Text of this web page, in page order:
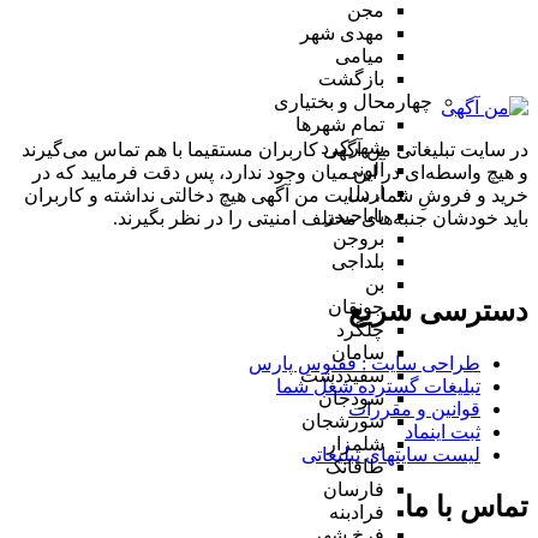
مجن
مهدی شهر
میامی
بازگشت
چهارمحال و بختیاری
تمام شهر‌ها
شهرکرد
آلونی
اردل
باباحیدر
بروجن
بلداجی
بن
جونقان
چلگرد
سامان
سفیددشت
سودجان
سورشجان
شلمزار
طاقانک
فارسان
فرادبنه
در سایت تبلیغاتی من آگهی کاربران مستقیما با هم تماس می‌گیرند
و هیچ واسطه‌ای در این میان وجود ندارد، پس دقت فرمایید که در
خرید و فروشِ شما، سایت من آگهی هیچ دخالتی نداشته و کاربران
باید خودشان جنبه‌های مختلف امنیتی را در نظر بگیرند.
دسترسی سریع
طراحی سایت :‌ ققنوس پارس
تبلیغات گسترده شغل شما
قوانین و مقررات
ثبت اینماد
لیست سایتهای تبلیغاتی
تماس با ما